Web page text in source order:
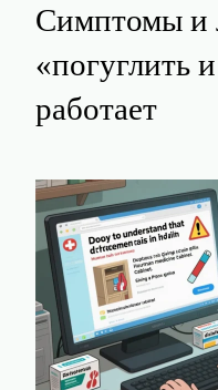
Симптомы и
«погуглить
работает